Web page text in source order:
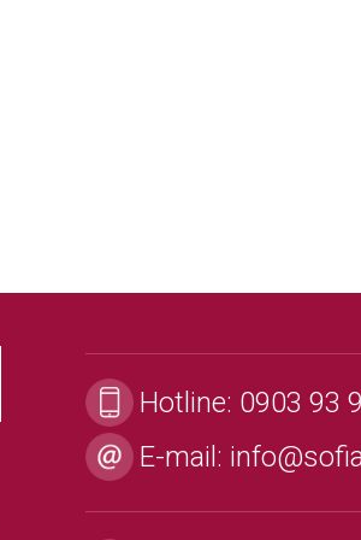
Hotline: 0903 93
E-mail: